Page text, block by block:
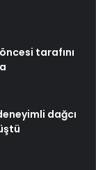
tarafını
dağcı